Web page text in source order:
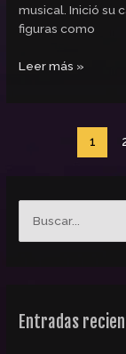
musical. Inició su
figuras como
Leer más »
1
aEntradas